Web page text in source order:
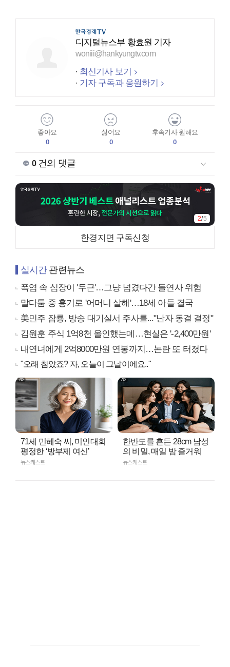
디지털뉴스부 황효원 기자
woniii@hankyungtv.com
최신기사 보기
기자 구독과 응원하기
좋아요
0
싫어요
0
후속기사 원해요
0
0건의 댓글
2/5
한경지면 구독신청
실시간관련뉴스
폭염 속 심장이 '두근'…그냥 넘겼다간 돌연사 위험
말다툼 중 흉기로 '어머니 살해'…18세 아들 결국
美민주 잠룡, 방송 대기실서 주사를..."난자 동결 결정"
김원훈 주식 1억8천 올인했는데…현실은 '-2,400만원'
내연녀에게 2억8000만원 연봉까지…논란 또 터졌다
"오래 참았죠? 자, 오늘이 그날이에요.."
71세 민혜숙 씨, 미인대회
평정한 ‘방부제 여신’
뉴스캐스트
한반도를 흔든 28cm 남성
의 비밀, 매일 밤 즐거워
뉴스캐스트